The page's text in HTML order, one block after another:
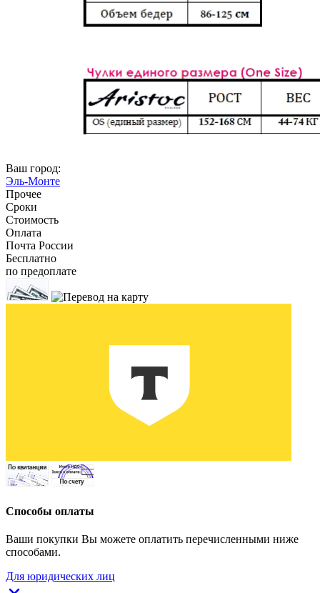
Ваш город:
Эль-Монте
Прочее
Сроки
Стоимость
Оплата
Почта России
Бесплатно
по предоплате
Способы оплаты
Ваши покупки Вы можете оплатить перечисленными ниже
способами.
Для юридических лиц